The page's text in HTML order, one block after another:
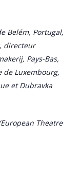
Belém, Portugal,
directeur
Pays-Bas,
de Luxembourg,
et Dubravka
Theatre